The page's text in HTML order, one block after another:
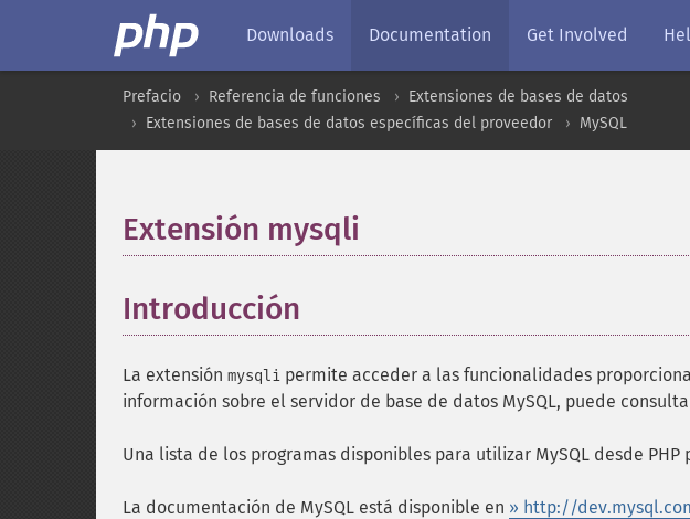
Downloads Documentation Get Involved
Prefacio Referencia de funciones
Extensiones de bases de datos
Extensiones de bases de datos específicas del proveedor
MySQL
Extensión mysqli
Introducción
La extensión mysqli permite acceder a las funcionalidades
información sobre el servidor de base de datos MySQL, puede
Una lista de los programas disponibles para utilizar MySQL desde PHP
La documentación de MySQL está disponible en » http://